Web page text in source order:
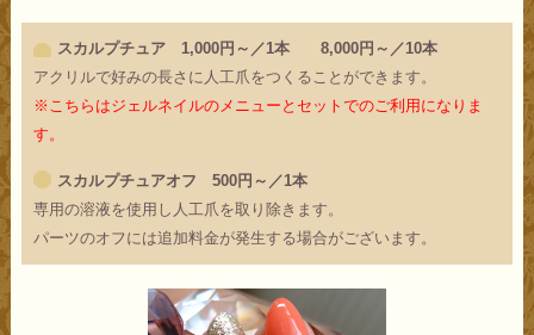
スカルプチュア 1,000円～／1本 8,000円～／10本
アクリルで好みの長さに人工爪をつくることができます。
※こちらはジェルネイルのメニューとセットでのご利用になりま
す。
スカルプチュアオフ 500円～／1本
専用の溶液を使用し人工爪を取り除きます。
パーツのオフには追加料金が発生する場合がございます。